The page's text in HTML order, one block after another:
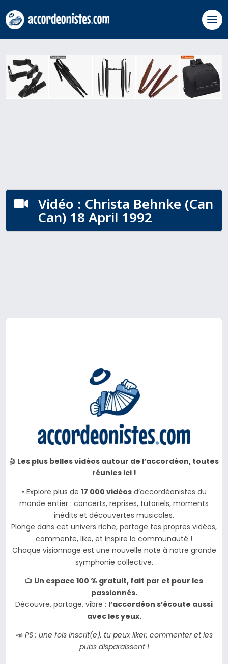
 Vidéo : Christa Behnke (Can
Can) 18 April 1992
🎬 Les plus belles vidéos autour de l’accordéon, toutes
réunies ici !
• Explore plus de 17 000 vidéosd’accordéonistes du
monde entier : concerts, reprises, tutoriels, moments
inédits et découvertes musicales.
Plonge dans cet univers riche, partage tes propres vidéos,
commente, like, et inspire la communauté !
Chaque visionnage est une nouvelle note à notre grande
symphonie collective.
📺 Un espace 100 % gratuit, fait par et pour les
passionnés.
Découvre, partage, vibre : l’accordéon s’écoute aussi
avec les yeux.
📣 PS : une fois inscrit(e), tu peux liker, commenter et les
pubs disparaissent !